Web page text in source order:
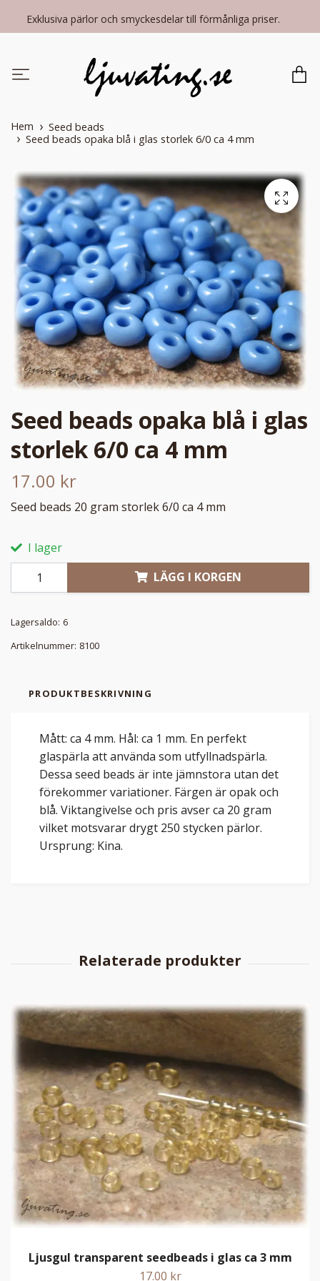
Exklusiva pärlor och smyckesdelar till förmånliga priser.
Hem
Seed beads
Seed beads opaka blå i glas storlek 6/0 ca 4 mm
Seed beads opaka blå i glas
storlek 6/0 ca 4 mm
17.00 kr
Seed beads 20 gram storlek 6/0 ca 4 mm
I lager
LÄGG I KORGEN
Lagersaldo: 6
Artikelnummer: 8100
PRODUKTBESKRIVNING
Mått: ca 4 mm. Hål: ca 1 mm. En perfekt
glaspärla att använda som utfyllnadspärla.
Dessa seed beads är inte jämnstora utan det
förekommer variationer. Färgen är opak och
blå. Viktangivelse och pris avser ca 20 gram
vilket motsvarar drygt 250 stycken pärlor.
Ursprung: Kina.
Ljusgul transparent seedbeads i glas ca 3 mm
17.00 kr